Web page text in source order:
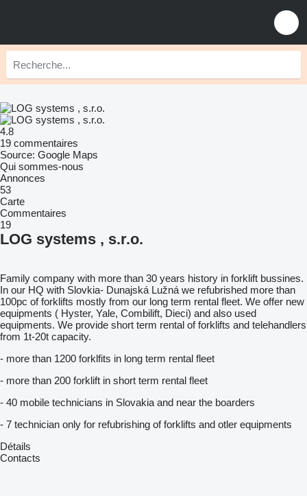
4.8
19 commentaires
Source: Google Maps
Qui sommes-nous
Annonces
53
Carte
Commentaires
19
LOG systems , s.r.o.
Family company with more than 30 years history in forklift bussines.
In our HQ with Slovkia- Dunajská Lužná we refubrished more than
100pc of forklifts mostly from our long term rental fleet. We offer new
equipments ( Hyster, Yale, Combilift, Dieci) and also used
equipments. We provide short term rental of forklifts and telehandlers
from 1t-20t capacity.
- more than 1200 forklfits in long term rental fleet
- more than 200 forklift in short term rental fleet
- 40 mobile technicians in Slovakia and near the boarders
- 7 technician only for refubrishing of forklifts and otler equipments
Détails
Contacts